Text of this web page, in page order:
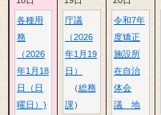
各種用
務
（2026
年1月18
日（日
曜日）)
庁議
（2026
年1月19
日）
総務
課
令和7年
度矯正
施設所
在自治
体会
議 地